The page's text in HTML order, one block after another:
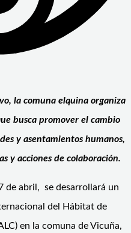
la comuna elquina organiza
busca promover el cambio
y asentamientos humanos,
y acciones de colaboración.
de abril, se desarrollará un
del Hábitat de
en la comuna de Vicuña,